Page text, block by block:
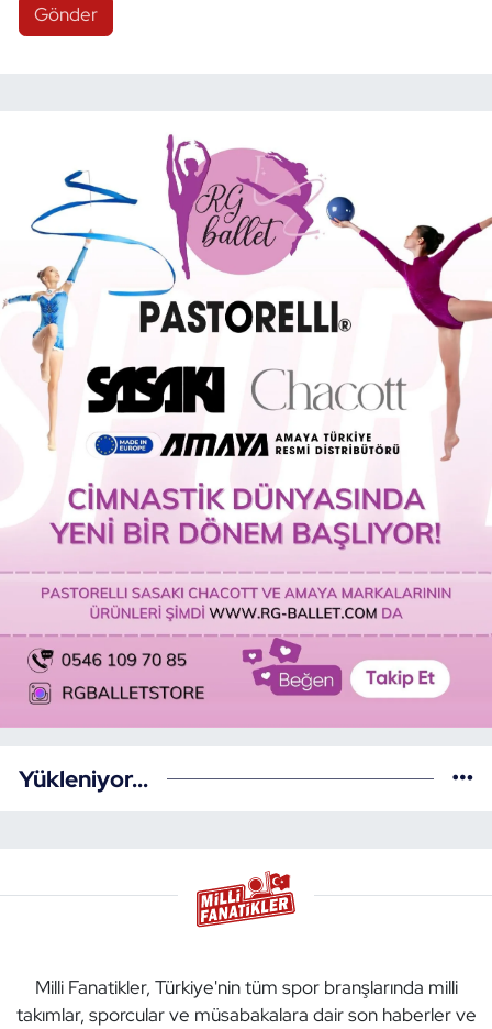
Gönder
Yükleniyor...
Milli Fanatikler, Türkiye'nin tüm spor branşlarında milli
takımlar, sporcular ve müsabakalara dair son haberler ve